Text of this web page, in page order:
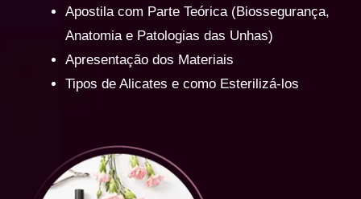
Apostila com Parte Teórica (Biossegurança,
Anatomia e Patologias das Unhas)
Apresentação dos Materiais
Tipos de Alicates e como Esterilizá-los